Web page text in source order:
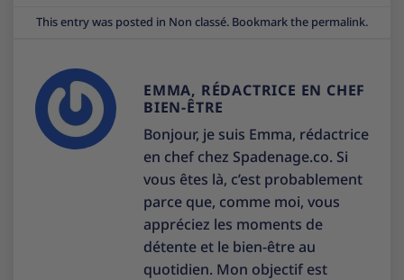
This entry was posted in Non classé. Bookmark the permalink.
EMMA, RÉDACTRICE EN CHEF
BIEN-ÊTRE
Bonjour, je suis Emma, rédactrice
en chef chez Spadenage.co. Si
vous êtes là, c’est probablement
parce que, comme moi, vous
appréciez les moments de
détente et le bien-être au
quotidien. Mon objectif est